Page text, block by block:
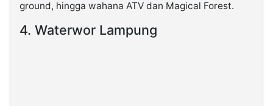
ground, hingga wahana ATV dan Magical Forest.
4. Waterwor Lampung